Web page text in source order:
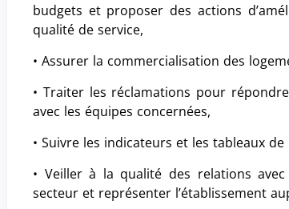
budgets et proposer des actions
qualité de service,
• Assurer la commercialisation des
• Traiter les réclamations pour
avec les équipes concernées,
• Suivre les indicateurs et les tableaux
• Veiller à la qualité des relations
secteur et représenter l’établissement
(nouvelle fenêtre)
(nouvelle fenêtre)
sur Facebook (nouvelle fenêtre)
annonce par email (nouvelle fenêtre)